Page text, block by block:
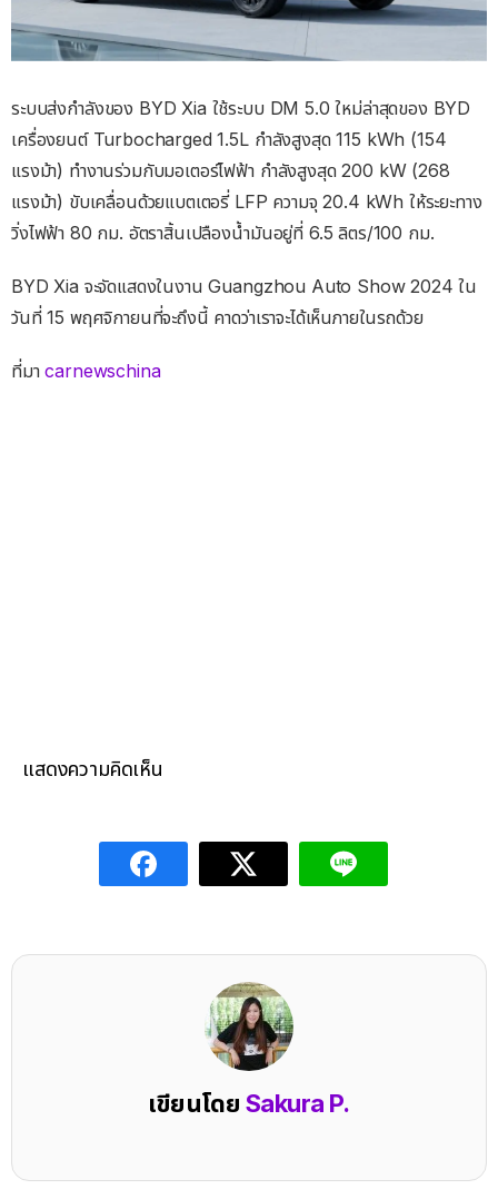
ระบบส่งกำลังของ BYD Xia ใช้ระบบ DM 5.0 ใหม่ล่าสุดของ BYD
เครื่องยนต์ Turbocharged 1.5L กำลังสูงสุด 115 kWh (154
แรงม้า) ทำงานร่วมกับมอเตอร์ไฟฟ้า กำลังสูงสุด 200 kW (268
แรงม้า) ขับเคลื่อนด้วยแบตเตอรี่ LFP ความจุ 20.4 kWh ให้ระยะทาง
วิ่งไฟฟ้า 80 กม. อัตราสิ้นเปลืองน้ำมันอยู่ที่ 6.5 ลิตร/100 กม.
BYD Xia จะจัดแสดงในงาน Guangzhou Auto Show 2024 ใน
วันที่ 15 พฤศจิกายนที่จะถึงนี้ คาดว่าเราจะได้เห็นภายในรถด้วย
ที่มาcarnewschina
แสดงความคิดเห็น
เขียนโดย Sakura P.